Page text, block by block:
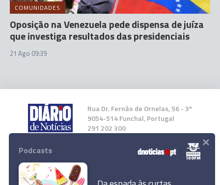
COMUNIDADES
Oposição na Venezuela pede dispensa de juíza
que investiga resultados das presidenciais
21 Ago 09:39
Rua Dr. Fernão de Ornelas, 56 - 3º
9054-514 Funchal, Portugal
291 202 300
Instale a nossa App
Podcasts ×